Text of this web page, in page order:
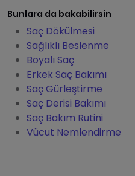
Bunlara da bakabilirsin
Saç Dökülmesi
Sağlıklı Beslenme
Boyalı Saç
Erkek Saç Bakımı
Saç Gürleştirme
Saç Derisi Bakımı
Saç Bakım Rutini
Vücut Nemlendirme